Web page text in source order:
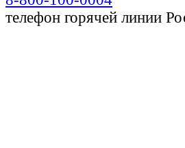
телефон горячей линии